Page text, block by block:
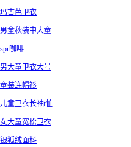
玛古芭卫衣
男童秋装中大童
spr咖啡
男大童卫衣大号
童装连帽衫
儿童卫衣长袖t恤
女大童宽松卫衣
银狐绒面料